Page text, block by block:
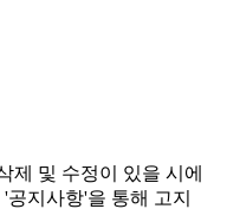
제 및 수정이 있을 시에
지사항'을 통해 고지